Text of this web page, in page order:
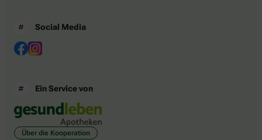
Social Media
Ein Service von
Über die Kooperation